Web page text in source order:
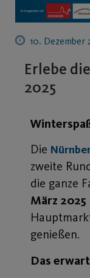
10. Dezember
Erlebe
2025
Die
zweite
die ganze
März 2025
genießen.
Das